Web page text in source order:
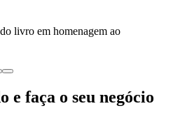
livro em homenagem ao
e faça o seu negócio